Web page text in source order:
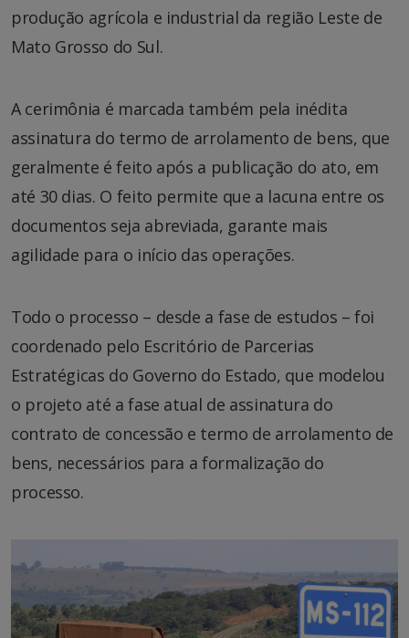
produção agrícola e industrial da região Leste de
Mato Grosso do Sul.
A cerimônia é marcada também pela inédita
assinatura do termo de arrolamento de bens, que
geralmente é feito após a publicação do ato, em
até 30 dias. O feito permite que a lacuna entre os
documentos seja abreviada, garante mais
agilidade para o início das operações.
Todo o processo – desde a fase de estudos – foi
coordenado pelo Escritório de Parcerias
Estratégicas do Governo do Estado, que modelou
o projeto até a fase atual de assinatura do
contrato de concessão e termo de arrolamento de
bens, necessários para a formalização do
processo.